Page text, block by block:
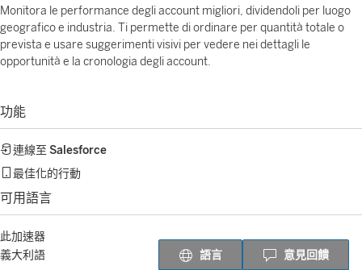
Monitora le performance degli account migliori, dividendoli per luogo
geografico e industria. Ti permette di ordinare per quantità totale o
prevista e usare suggerimenti visivi per vedere nei dettagli le
opportunità e la cronologia degli account.
功能
連線至 Salesforce
最佳化的行動
可用語言
此加速器
義大利語
語言 意見回饋